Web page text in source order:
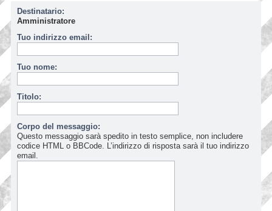
Destinatario:
Amministratore
Tuo indirizzo email:
Tuo nome:
Titolo:
Corpo del messaggio:
Questo messaggio sarà spedito in testo semplice, non includere
codice HTML o BBCode. L’indirizzo di risposta sarà il tuo indirizzo
email.